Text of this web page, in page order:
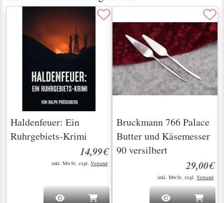
Haldenfeuer: Ein
Ruhrgebiets-Krimi
14,99€
inkl. MwSt. zzgl. Versand
Bruckmann 766 Palace
Butter und Käsemesser
90 versilbert
29,00€
inkl. MwSt. zzgl. Versand